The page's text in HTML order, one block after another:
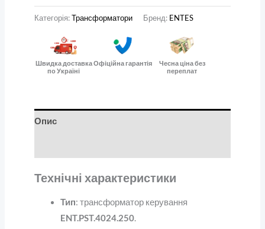
Категорія:Трансформатори Бренд: ENTES
Швидка доставка
по Україні
Офіційна гарантія
Чесна ціна без
переплат
Опис
Технічні характеристики
Тип: трансформатор керування
ENT.PST.4024.250.